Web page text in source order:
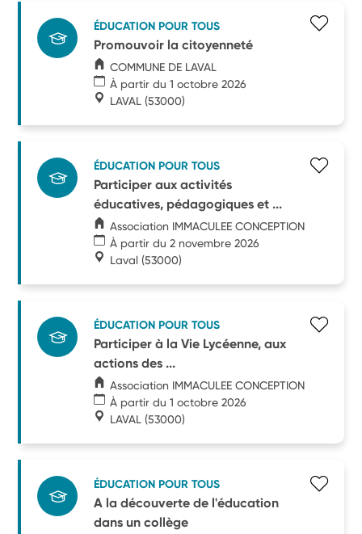
ÉDUCATION POUR TOUS
Promouvoir la citoyenneté
COMMUNE DE LAVAL
À partir du 1 octobre 2026
LAVAL (53000)
ÉDUCATION POUR TOUS
Participer aux activités
éducatives, pédagogiques et ...
Association IMMACULEE CONCEPTION
À partir du 2 novembre 2026
Laval (53000)
ÉDUCATION POUR TOUS
Participer à la Vie Lycéenne, aux
actions des ...
Association IMMACULEE CONCEPTION
À partir du 1 octobre 2026
LAVAL (53000)
ÉDUCATION POUR TOUS
A la découverte de l'éducation
dans un collège